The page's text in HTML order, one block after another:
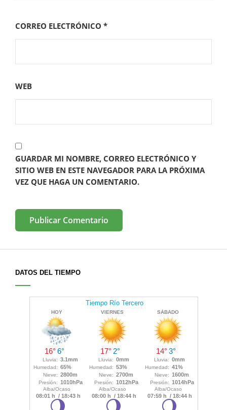
CORREO ELECTRÓNICO *
WEB
GUARDAR MI NOMBRE, CORREO ELECTRÓNICO Y
SITIO WEB EN ESTE NAVEGADOR PARA LA PRÓXIMA
VEZ QUE HAGA UN COMENTARIO.
DATOS DEL TIEMPO